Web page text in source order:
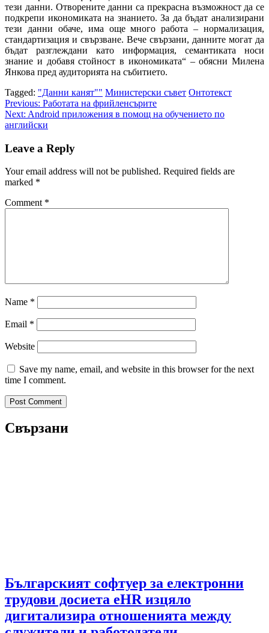
тези данни. Отворените данни са прекрасна възможност да се
подкрепи икономиката на знанието. За да бъдат анализирани
тези данни обаче, има още много работа – нормализация,
стандартизация и свързване. Вече свързани, данните могат да
бъдат разглеждани като информация, семантиката носи
знание и добавя стойност в икономиката“ – обясни Милена
Янкова пред аудиторията на събитието.
Tagged: "Данни канят"" Министерски съвет Онтотекст
Post
navigation
Previous: Работата на фрийленсърите
Next: Android приложения в помощ на обучението по
английски
Leave a Reply
Your email address will not be published. Required fields are
marked *
Comment *
Name *
Email *
Website
Save my name, email, and website in this browser for the next
time I comment.
Свързани
Българският софтуер за електронни
трудови досиета eHR изцяло
дигитализира отношенията между